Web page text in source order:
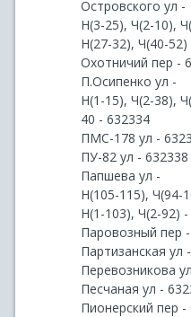
Островского ул -
Н(3-25), Ч(2-10),
Н(27-32), Ч(40-52)
Охотничий пер -
П.Осипенко ул -
Н(1-15), Ч(2-38),
40 - 632334
ПМС-178 ул -
ПУ-82 ул - 632338
Папшева ул -
Н(105-115), Ч(94-
Н(1-103), Ч(2-92) -
Паровозный пер
Партизанская ул
Перевозникова
Песчаная ул -
Пионерский пер -